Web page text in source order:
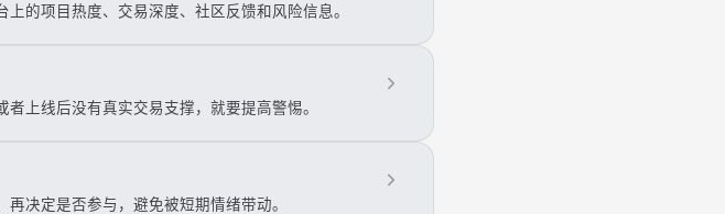
的项目热度、交易深度、社区反馈和风险信息。
上线后没有真实交易支撑，就要提高警惕。
决定是否参与，避免被短期情绪带动。